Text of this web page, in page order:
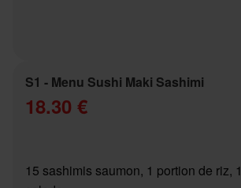
S1 - Menu Sushi Maki Sashimi
18.30 €
15 sashimis saumon, 1 portion de riz,